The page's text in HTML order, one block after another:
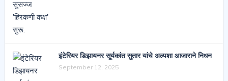
इंटेरियर डिझायनर सूर्यकांत सुतार यांचे अल्पशा आजाराने निधन
September 12, 2025